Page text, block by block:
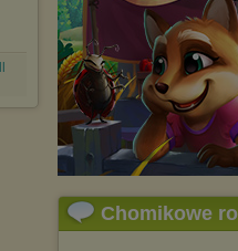
Chomikowe